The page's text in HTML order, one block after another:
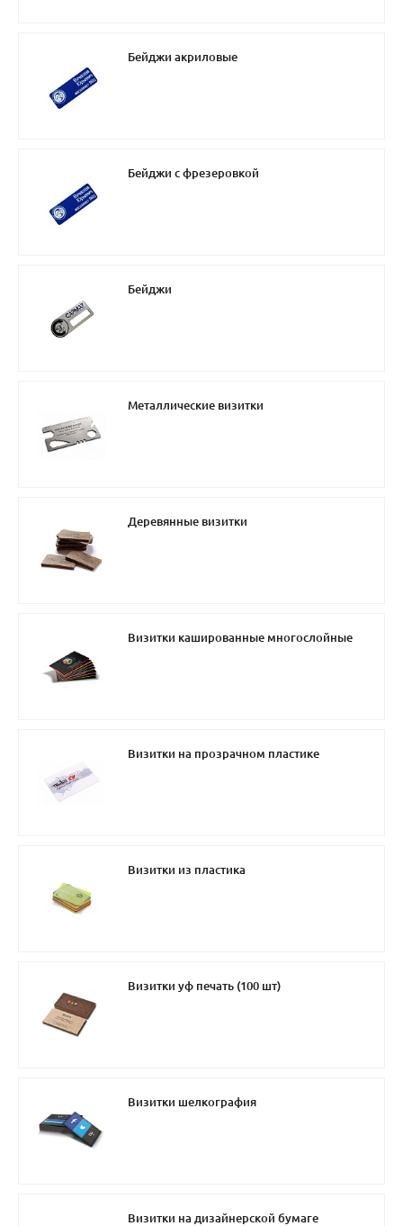
Бейджи акриловые
Бейджи с фрезеровкой
Бейджи
Металлические визитки
Деревянные визитки
Визитки кашированные многослойные
Визитки на прозрачном пластике
Визитки из пластика
Визитки уф печать (100 шт)
Визитки шелкография
Визитки на дизайнерской бумаге